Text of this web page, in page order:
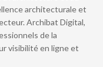
architecturale et
Archibat Digital,
de la
visibilité en ligne et